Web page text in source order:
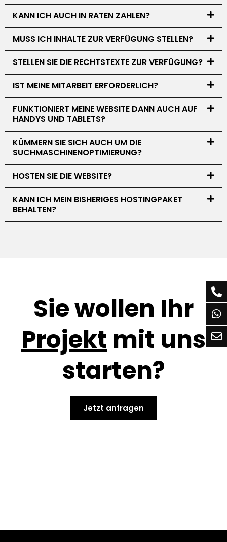
KANN ICH AUCH IN RATEN ZAHLEN?
MUSS ICH INHALTE ZUR VERFÜGUNG STELLEN?
STELLEN SIE DIE RECHTSTEXTE ZUR VERFÜGUNG?
IST MEINE MITARBEIT ERFORDERLICH?
FUNKTIONIERT MEINE WEBSITE DANN AUCH AUF
HANDYS UND TABLETS?
KÜMMERN SIE SICH AUCH UM DIE
SUCHMASCHINENOPTIMIERUNG?
HOSTEN SIE DIE WEBSITE?
KANN ICH MEIN BISHERIGES HOSTINGPAKET
BEHALTEN?
Sie wollen Ihr
Projekt mit uns
starten?
Jetzt anfragen